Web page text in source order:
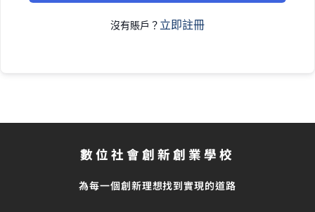
沒有賬戶？ 立即註冊
數位社會創新創業學校
為每一個創新理想找到實現的道路